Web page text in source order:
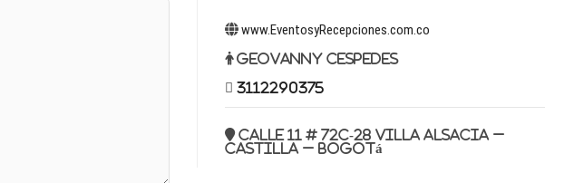
www.EventosyRecepciones.com.co
Geovanny Cespedes
3112290375
Calle 11 # 72c-28 Villa Alsacia –
Castilla – Bogotá